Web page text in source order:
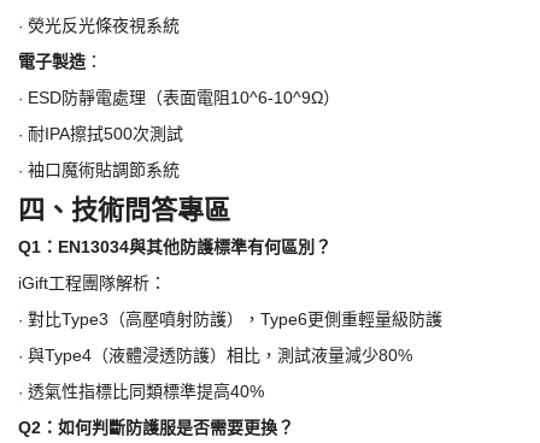
· 熒光反光條夜視系統
電子製造 ：
· ESD防靜電處理（表面電阻10^6-10^9Ω）
· 耐IPA擦拭500次測試
· 袖口魔術貼調節系統
四、技術問答專區
Q1：EN13034與其他防護標準有何區別？
iGift工程團隊解析：
· 對比Type3（高壓噴射防護），Type6更側重輕量級防護
· 與Type4（液體浸透防護）相比，測試液量減少80%
· 透氣性指標比同類標準提高40%
Q2：如何判斷防護服是否需要更換？